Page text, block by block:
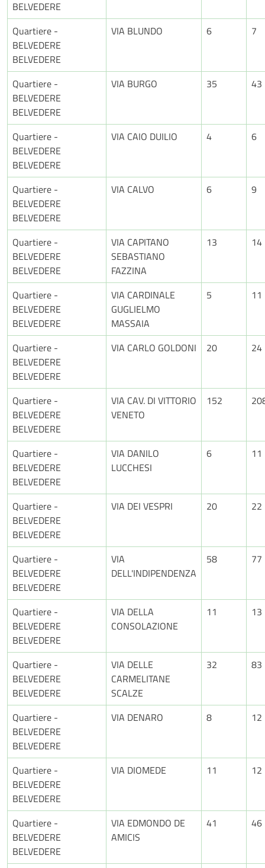
BELVEDERE
Quartiere -
BELVEDERE
BELVEDERE
VIA BLUNDO 6 7
Quartiere -
BELVEDERE
BELVEDERE
VIA BURGO 35 43
Quartiere -
BELVEDERE
BELVEDERE
VIA CAIO DUILIO 4 6
Quartiere -
BELVEDERE
BELVEDERE
VIA CALVO 6 9
Quartiere -
BELVEDERE
BELVEDERE
VIA CAPITANO
SEBASTIANO
FAZZINA
13 14
Quartiere -
BELVEDERE
BELVEDERE
VIA CARDINALE
GUGLIELMO
MASSAIA
5 11
Quartiere -
BELVEDERE
BELVEDERE
VIA CARLO GOLDONI 20 24
Quartiere -
BELVEDERE
BELVEDERE
VIA CAV. DI VITTORIO
VENETO
152
Quartiere -
BELVEDERE
BELVEDERE
VIA DANILO
LUCCHESI
6 11
Quartiere -
BELVEDERE
BELVEDERE
VIA DEI VESPRI 20 22
Quartiere -
BELVEDERE
BELVEDERE
VIA
DELL'INDIPENDENZA
58 77
Quartiere -
BELVEDERE
BELVEDERE
VIA DELLA
CONSOLAZIONE
11 13
Quartiere -
BELVEDERE
BELVEDERE
VIA DELLE
CARMELITANE
SCALZE
32 83
Quartiere -
BELVEDERE
BELVEDERE
VIA DENARO 8 12
Quartiere -
BELVEDERE
BELVEDERE
VIA DIOMEDE 11 12
Quartiere -
BELVEDERE
BELVEDERE
VIA EDMONDO DE
AMICIS
41 46